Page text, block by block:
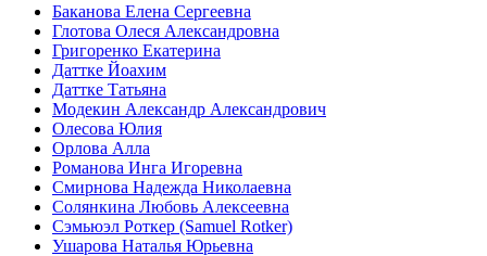
Баканова Елена Сергеевна
Глотова Олеся Александровна
Григоренко Екатерина
Даттке Йоахим
Даттке Татьяна
Модекин Александр Александрович
Олесова Юлия
Орлова Алла
Романова Инга Игоревна
Смирнова Надежда Николаевна
Солянкина Любовь Алексеевна
Сэмьюэл Роткер (Samuel Rotker)
Ушарова Наталья Юрьевна